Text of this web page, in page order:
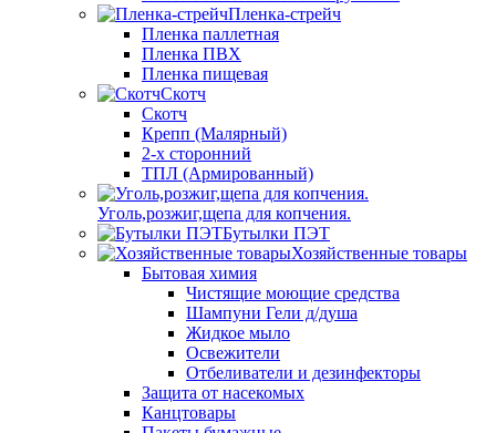
Пленка-стрейч
Пленка паллетная
Пленка ПВХ
Пленка пищевая
Скотч
Скотч
Крепп (Малярный)
2-х сторонний
ТПЛ (Армированный)
Уголь,розжиг,щепа для копчения.
Бутылки ПЭТ
Хозяйственные товары
Бытовая химия
Чистящие моющие средства
Шампуни Гели д/душа
Жидкое мыло
Освежители
Отбеливатели и дезинфекторы
Защита от насекомых
Канцтовары